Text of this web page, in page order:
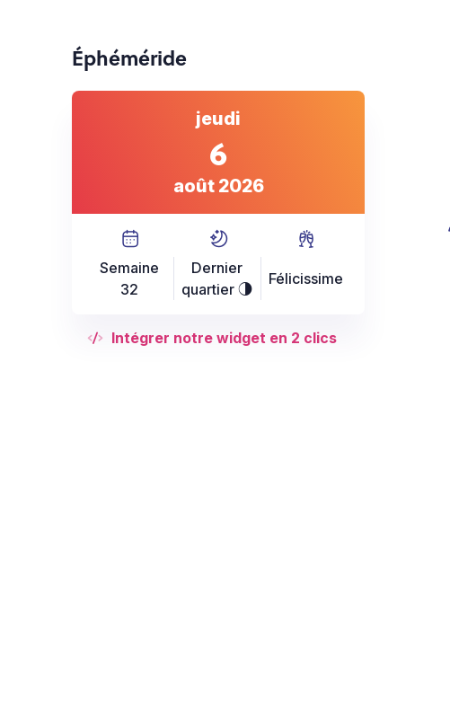
Éphéméride
jeudi
6
août 2026
Semaine
32
Dernier
quartierT
Félicissime
Intégrer notre widget en 2 clics